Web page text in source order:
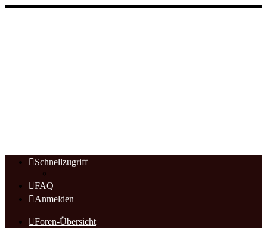
Schnellzugriff
FAQ
Anmelden
Foren-Übersicht